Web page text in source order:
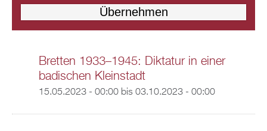
Bretten 1933–1945: Diktatur in einer
badischen Kleinstadt
15.05.2023 - 00:00bis 03.10.2023 - 00:00